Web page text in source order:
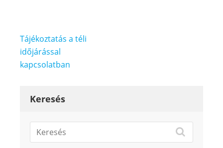
Bejegyzés
navigáció
Tájékoztatás a téli
időjárással
kapcsolatban
Keresés